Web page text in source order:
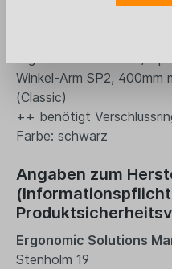
Ergonomic Solutions /
Winkel-Arm SP2, 400mm
(Classic)
++ benötigt
Farbe: schwarz
Angaben zum
Ergonomic Solutions
Stenholm 19